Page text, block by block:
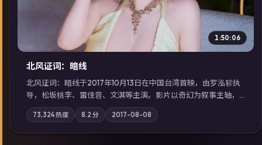
1:50:06
北风证词：暗线
北风证词：暗线于2017年10月13日在中国台湾首映，由罗泓轸执
导，松坂桃李、雷佳音、文淇等主演。影片以奇幻为叙事主轴，
旧案重提，真相与谎言在同一条时间线上交锋；摄影与配乐强化
地域气质；站内亦可通过「国产免费观看高清电视剧在线看」延
展检索同类型高分佳作，畅享高清在线追剧体验。
73,324热度 8.2 分 2017-08-08